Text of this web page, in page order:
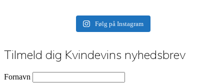
Følg på Instagram
Tilmeld dig Kvindevins nyhedsbrev
Fornavn